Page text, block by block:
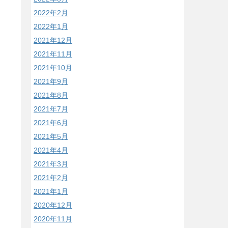
2022年2月
2022年1月
2021年12月
2021年11月
2021年10月
2021年9月
2021年8月
2021年7月
2021年6月
2021年5月
2021年4月
2021年3月
2021年2月
2021年1月
2020年12月
2020年11月